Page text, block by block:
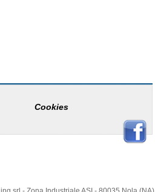
Cookies